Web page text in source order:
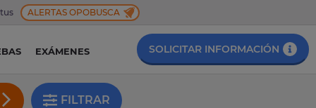
ALERTAS OPOBUSCA
EXÁMENES SOLICITAR INFORMACIÓN
FILTRAR